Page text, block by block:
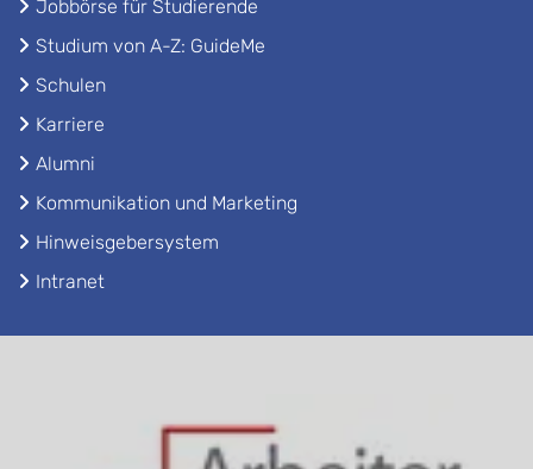
Jobbörse für Studierende
Studium von A-Z: GuideMe
Schulen
Karriere
Alumni
Kommunikation und Marketing
Hinweisgebersystem
Intranet